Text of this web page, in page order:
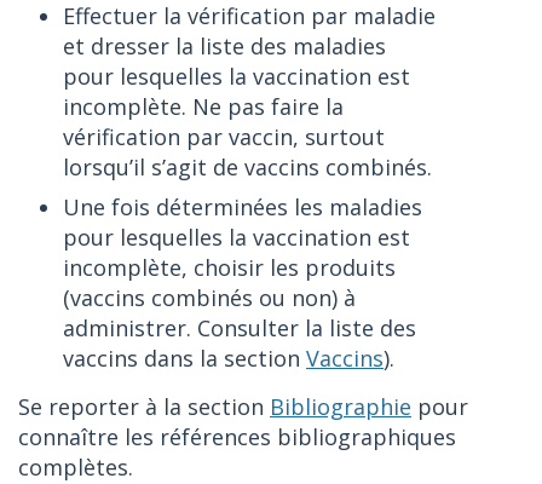
Effectuer la vérification par maladie
et dresser la liste des maladies
pour lesquelles la vaccination est
incomplète. Ne pas faire la
vérification par vaccin, surtout
lorsqu’il s’agit de vaccins combinés.
Une fois déterminées les maladies
pour lesquelles la vaccination est
incomplète, choisir les produits
(vaccins combinés ou non) à
administrer. Consulter la liste des
vaccins dans la section Vaccins).
Se reporter à la section Bibliographie pour
connaître les références bibliographiques
complètes.